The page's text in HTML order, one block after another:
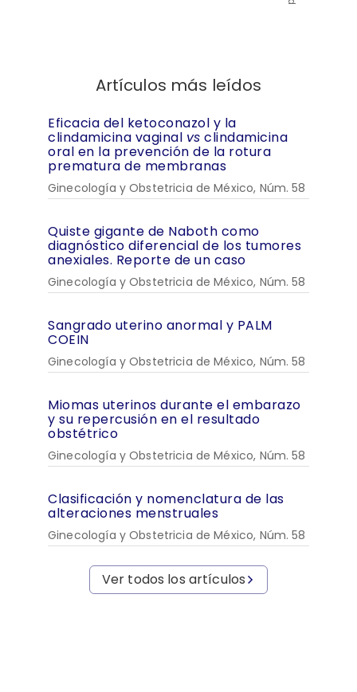
Artículos más leídos
Eficacia del ketoconazol y la
clindamicina vaginal vs clindamicina
oral en la prevención de la rotura
prematura de membranas
Ginecología y Obstetricia de México, Núm. 58
Quiste gigante de Naboth como
diagnóstico diferencial de los tumores
anexiales. Reporte de un caso
Ginecología y Obstetricia de México, Núm. 58
Sangrado uterino anormal y PALM
COEIN
Ginecología y Obstetricia de México, Núm. 58
Miomas uterinos durante el embarazo
y su repercusión en el resultado
obstétrico
Ginecología y Obstetricia de México, Núm. 58
Clasificación y nomenclatura de las
alteraciones menstruales
Ginecología y Obstetricia de México, Núm. 58
Ver todos los artículos